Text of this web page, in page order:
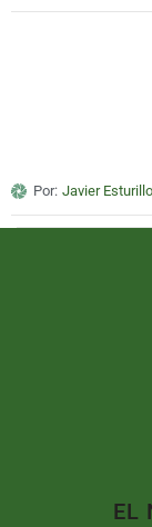
Por: Javier Esturillo
EL